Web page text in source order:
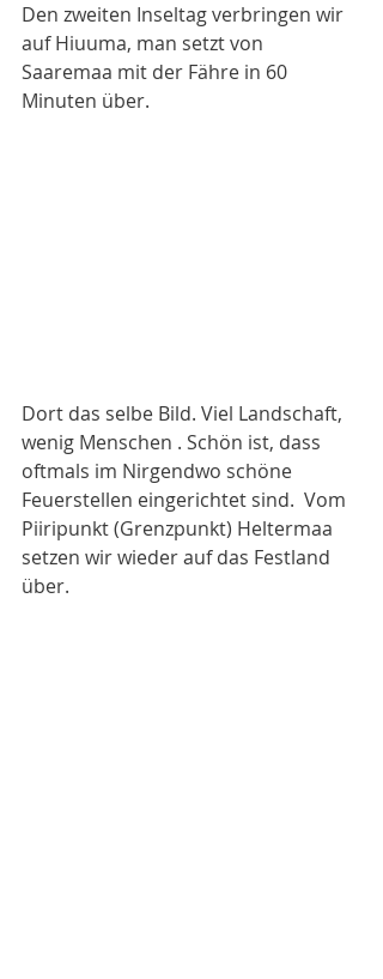
Den zweiten Inseltag verbringen wir
auf Hiuuma, man setzt von
Saaremaa mit der Fähre in 60
Minuten über.
Dort das selbe Bild. Viel Landschaft,
wenig Menschen . Schön ist, dass
oftmals im Nirgendwo schöne
Feuerstellen eingerichtet sind.  Vom
Piiripunkt (Grenzpunkt) Heltermaa
setzen wir wieder auf das Festland
über.